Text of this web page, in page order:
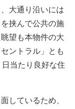
大通り沿いには
挟んで公共の施
望も本物件の大
ントラル」とも
当たり良好な住
しているため、